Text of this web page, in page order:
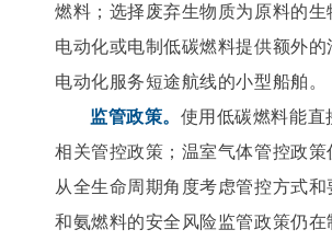
燃料；选择废弃生物质为原料的生
电动化或电制低碳燃料提供额外
电动化服务短途航线的小型船舶。
监管政策。 使用低碳燃料能直
相关管控政策；温室气体管控政策
从全生命周期角度考虑管控方式
和氨燃料的安全风险监管政策仍在